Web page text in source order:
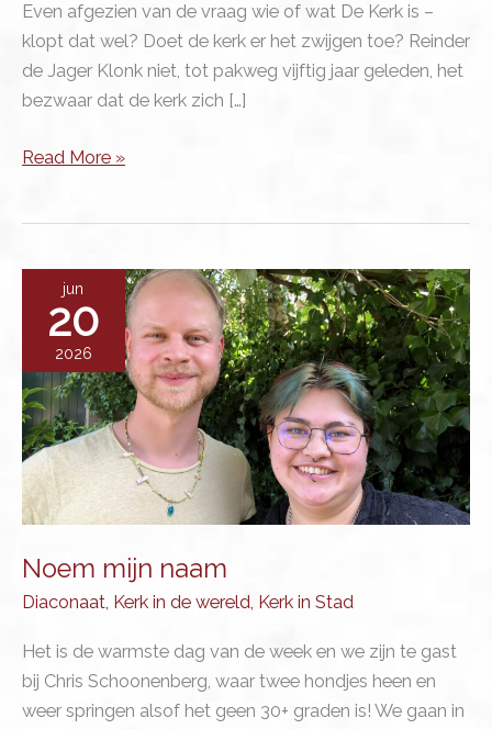
Even afgezien van de vraag wie of wat De Kerk is –
klopt dat wel? Doet de kerk er het zwijgen toe? Reinder
de Jager Klonk niet, tot pakweg vijftig jaar geleden, het
bezwaar dat de kerk zich […]
Een
Read More »
jun
20
2026
Noem mijn naam
Diaconaat, Kerk in de wereld, Kerk in Stad
Het is de warmste dag van de week en we zijn te gast
bij Chris Schoonenberg, waar twee hondjes heen en
weer springen alsof het geen 30+ graden is! We gaan in